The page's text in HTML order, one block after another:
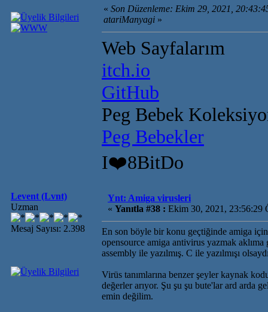
« Son Düzenleme: Ekim 29, 2021,
atariManyagi »
Web Sayfalarım
itch.io
GitHub
Peg Bebek
Peg Bebekler
I❤️8BitDo
Levent (Lvnt)
Uzman
Mesaj Sayısı: 2.398
Ynt: Amiga virusleri
« Yanıtla #38 : Ekim 30, 2021, 23:56:29
En son böyle bir konu geçtiğinde amiga
opensource amiga antivirus yazmak
assembly ile yazılmış. C ile yazılmışı
Virüs tanımlarına benzer şeyler kaynak
değerler arıyor. Şu şu şu bute'lar ard arda
emin değilim.